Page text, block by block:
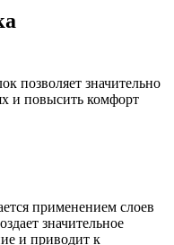
позволяет значительно
и повысить комфорт
применением слоев
значительное
и приводит к